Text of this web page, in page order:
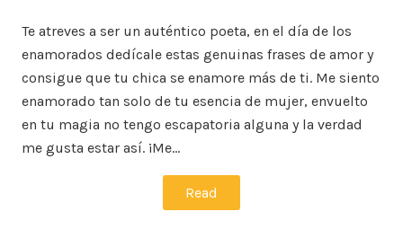
Te atreves a ser un auténtico poeta, en el día de los
enamorados dedícale estas genuinas frases de amor y
consigue que tu chica se enamore más de ti. Me siento
enamorado tan solo de tu esencia de mujer, envuelto
en tu magia no tengo escapatoria alguna y la verdad
me gusta estar así. ¡Me…
Read